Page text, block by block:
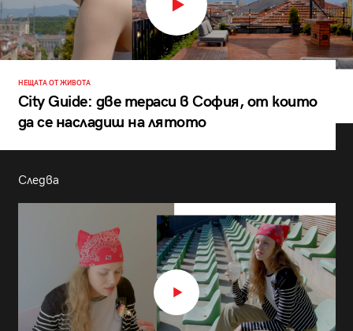
НЕЩАТА ОТ ЖИВОТА
City Guide: две тераси в София, от които
да се насладиш на лятото
Следва